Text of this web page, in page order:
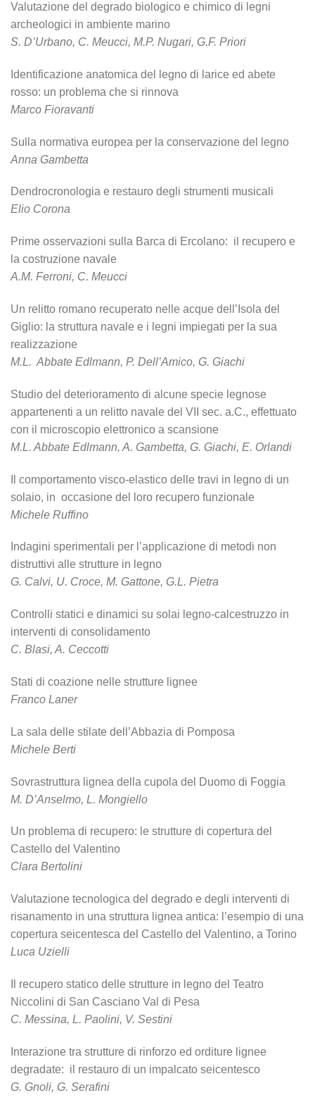
Valutazione del degrado biologico e chimico di legni
archeologici in ambiente marino
S. D’Urbano, C. Meucci, M.P. Nugari, G.F. Priori
Identificazione anatomica del legno di larice ed abete
rosso: un problema che si rinnova
Marco Fioravanti
Sulla normativa europea per la conservazione del legno
Anna Gambetta
Dendrocronologia e restauro degli strumenti musicali
Elio Corona
Prime osservazioni sulla Barca di Ercolano: il recupero e
la costruzione navale
A.M. Ferroni, C. Meucci
Un relitto romano recuperato nelle acque dell’Isola del
Giglio: la struttura navale e i legni impiegati per la sua
realizzazione
M.L. Abbate Edlmann, P. Dell’Amico, G. Giachi
Studio del deterioramento di alcune specie legnose
appartenenti a un relitto navale del VII sec. a.C., effettuato
con il microscopio elettronico a scansione
M.L. Abbate Edlmann, A. Gambetta, G. Giachi, E. Orlandi
Il comportamento visco-elastico delle travi in legno di un
solaio, in occasione del loro recupero funzionale
Michele Ruffino
Indagini sperimentali per l’applicazione di metodi non
distruttivi alle strutture in legno
G. Calvi, U. Croce, M. Gattone, G.L. Pietra
Controlli statici e dinamici su solai legno-calcestruzzo in
interventi di consolidamento
C. Blasi, A. Ceccotti
Stati di coazione nelle strutture lignee
Franco Laner
La sala delle stilate dell’Abbazia di Pomposa
Michele Berti
Sovrastruttura lignea della cupola del Duomo di Foggia
M. D’Anselmo, L. Mongiello
Un problema di recupero: le strutture di copertura del
Castello del Valentino
Clara Bertolini
Valutazione tecnologica del degrado e degli interventi di
risanamento in una struttura lignea antica: l’esempio di una
copertura seicentesca del Castello del Valentino, a Torino
Luca Uzielli
Il recupero statico delle strutture in legno del Teatro
Niccolini di San Casciano Val di Pesa
C. Messina, L. Paolini, V. Sestini
Interazione tra strutture di rinforzo ed orditure lignee
degradate: il restauro di un impalcato seicentesco
G. Gnoli, G. Serafini